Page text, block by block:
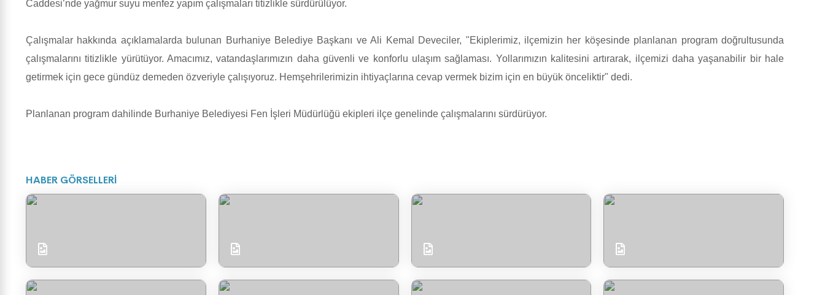
Caddesi’nde yağmur suyu menfez yapım çalışmaları titizlikle sürdürülüyor.
Çalışmalar hakkında açıklamalarda bulunan Burhaniye Belediye Başkanı ve Ali Kemal Deveciler, "Ekiplerimiz, ilçemizin her köşesinde planlanan program doğrultusunda
çalışmalarını titizlikle yürütüyor. Amacımız, vatandaşlarımızın daha güvenli ve konforlu ulaşım sağlaması. Yollarımızın kalitesini artırarak, ilçemizi daha yaşanabilir bir hale
getirmek için gece gündüz demeden özveriyle çalışıyoruz. Hemşehrilerimizin ihtiyaçlarına cevap vermek bizim için en büyük önceliktir" dedi.
Planlanan program dahilinde Burhaniye Belediyesi Fen İşleri Müdürlüğü ekipleri ilçe genelinde çalışmalarını sürdürüyor.
HABER GÖRSELLERİ